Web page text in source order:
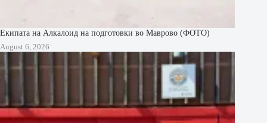
Екипата на Алкалоид на подготовки во Маврово (ФОТО)
August 6, 2026